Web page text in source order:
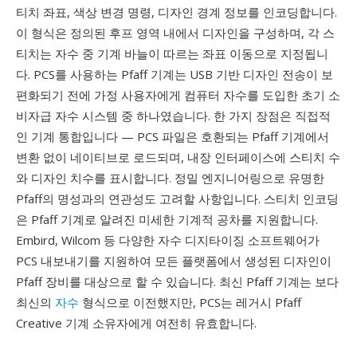
티치 좌표, 색상 변경 명령, 디자인 경계 정보를 인코딩합니다.
이 형식은 정의된 후프 영역 내에서 디자인을 구성하며, 각 스
티치는 자수 중 기계 바늘이 따르는 좌표 이동으로 지정됩니
다. PCS를 사용하는 Pfaff 기계는 USB 기반 디자인 전송이 보
편화되기 전에 가정 사용자에게 컴퓨터 자수를 도입한 초기 소
비자급 자수 시스템 중 하나였습니다. 한 가지 장점은 직접적
인 기계 통합입니다 — PCS 파일은 호환되는 Pfaff 기계에서
변환 없이 네이티브로 로드되며, 내장 인터페이스에 스티치 수
와 디자인 치수를 표시합니다. 정밀 엔지니어링으로 유명한
Pfaff의 명성과의 연관성도 고려할 사항입니다. 스티치 인코딩
은 Pfaff 기계로 알려진 미세한 기계적 공차를 지원합니다.
Embird, Wilcom 등 다양한 자수 디지타이징 소프트웨어가
PCS 내보내기를 지원하여 모든 플랫폼에서 생성된 디자인이
Pfaff 장비를 대상으로 할 수 있습니다. 최신 Pfaff 기계는 보다
최신의 자수 형식으로 이전했지만, PCS는 레거시 Pfaff
Creative 기계 소유자에게 여전히 유효합니다.